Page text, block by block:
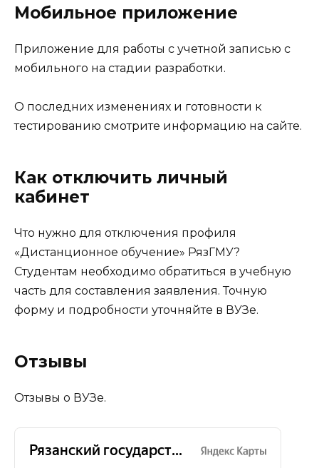
Мобильное приложение
Приложение для работы с учетной записью с
мобильного на стадии разработки.
О последних изменениях и готовности к
тестированию смотрите информацию на сайте.
Как отключить личный
кабинет
Что нужно для отключения профиля
«Дистанционное обучение» РязГМУ?
Студентам необходимо обратиться в учебную
часть для составления заявления. Точную
форму и подробности уточняйте в ВУЗе.
Отзывы
Отзывы о ВУЗе.